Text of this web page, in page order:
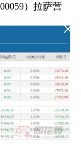
）拉萨营